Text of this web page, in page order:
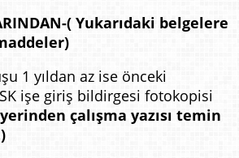
( Yukarıdaki belgelere
1 yıldan az ise önceki
işe giriş bildirgesi fotokopisi
çalışma yazısı temin